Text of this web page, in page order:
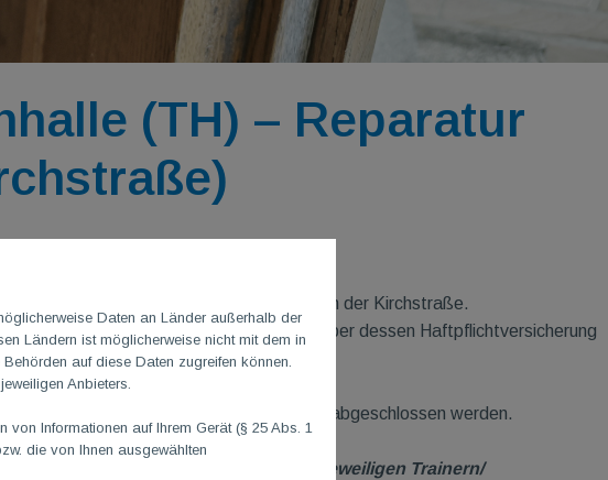
(TH) – Reparatur
unserer “alten” Eingangstür in der Kirchstraße.
uns gemeldet, sodass eine Abwicklung über dessen Haftpflichtversicherung
den Schaden damit bezahlt.
schlosses konnte nun erfolgreich abgeschlossen werden.
bedient werden.
ausschließlich den jeweiligen Trainern/
Daten an Länder außerhalb der
Ländern ist möglicherweise nicht mit dem in
auf diese Daten zugreifen können.
Anbieters.
von Informationen auf Ihrem Gerät (§ 25 Abs. 1
die von Ihnen ausgewählten